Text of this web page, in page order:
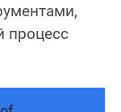
процесс